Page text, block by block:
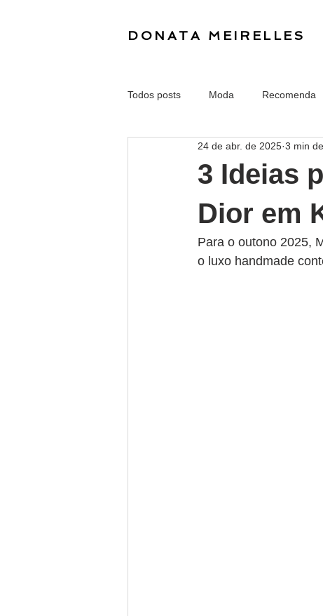
DONATA MEIRELLES
Todos posts Moda Recomenda
3 Ideias
Dior em
24 de abr. de 2025 3 min
Para o outono 2025,
o luxo handmade